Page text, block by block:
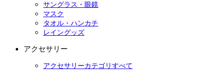
サングラス・眼鏡
マスク
タオル・ハンカチ
レイングッズ
アクセサリー
アクセサリーカテゴリすべて